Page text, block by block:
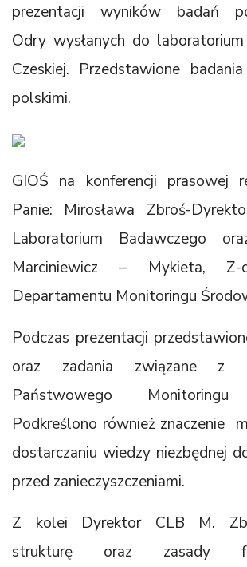
prezentacji wyników badań
Odry wysłanych do
Czeskiej. Przedstawione
polskimi.
GIOŚ na konferencji prasowej
Panie: Mirosława Zbroś-
Laboratorium Badawczego
Marciniewicz – Mykieta, Z-
Departamentu Monitoringu
Podczas prezentacji
oraz zadania związane z
Państwowego Monitoringu
Podkreślono również znaczenie
dostarczaniu wiedzy niezbędnej
przed zanieczyszczeniami.
Z kolei Dyrektor CLB M.
strukturę oraz zasady